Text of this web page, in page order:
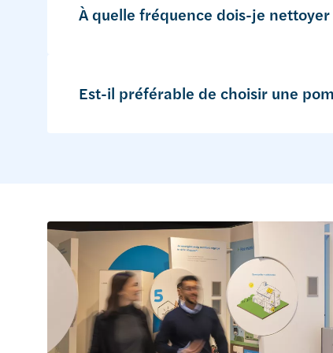
À quelle fréquence dois-je
Est-il préférable de choisir une